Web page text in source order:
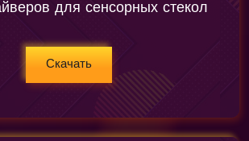
для сенсорных стекол
Скачать